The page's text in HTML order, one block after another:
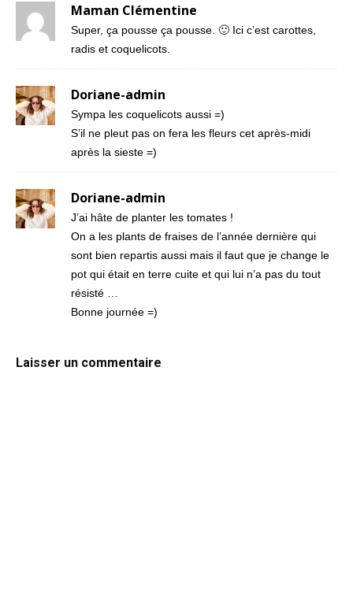
Maman Clémentine
Super, ça pousse ça pousse. 🙂 Ici c’est carottes,
radis et coquelicots.
Doriane-admin
Sympa les coquelicots aussi =)
S’il ne pleut pas on fera les fleurs cet après-midi
après la sieste =)
Doriane-admin
J’ai hâte de planter les tomates !
On a les plants de fraises de l’année dernière qui
sont bien repartis aussi mais il faut que je change le
pot qui était en terre cuite et qui lui n’a pas du tout
résisté …
Bonne journée =)
Laisser un commentaire